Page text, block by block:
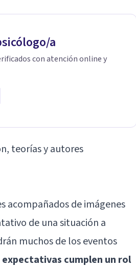
a
con atención online y
teorías y autores
acompañados de imágenes
de una situación a
muchos de los eventos
cumplen un rol